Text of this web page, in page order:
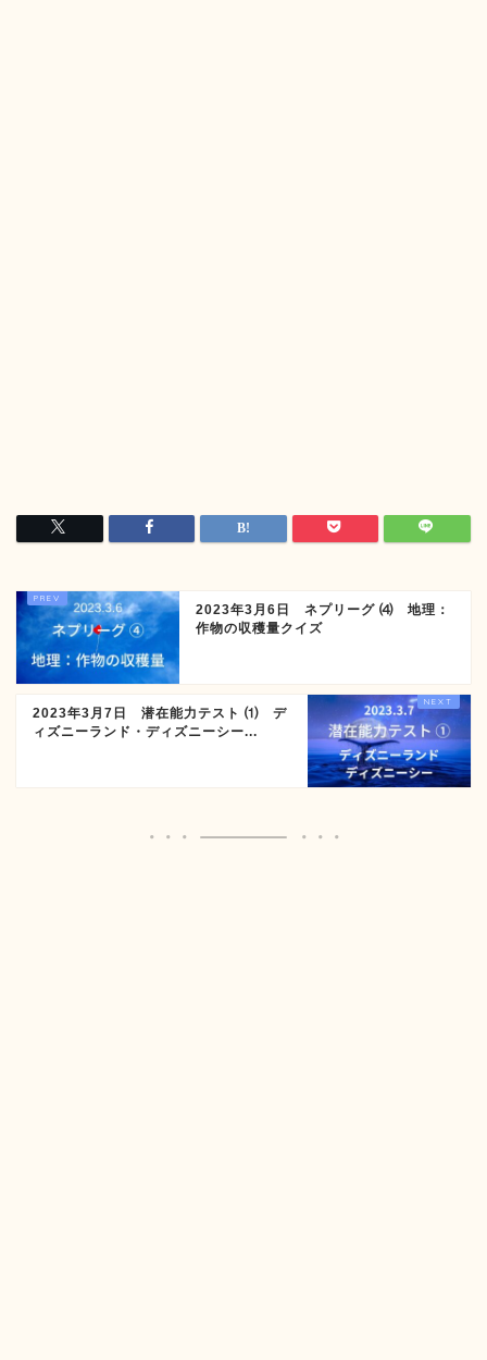
2023年3月6日 ネプリーグ ⑷ 地理：
作物の収穫量クイズ
2023年3月7日 潜在能力テスト ⑴ デ
ィズニーランド・ディズニーシー...